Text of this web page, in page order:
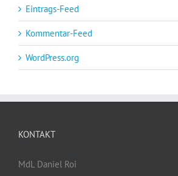
Eintrags-Feed
Kommentar-Feed
WordPress.org
KONTAKT
MdL Daniel Roi